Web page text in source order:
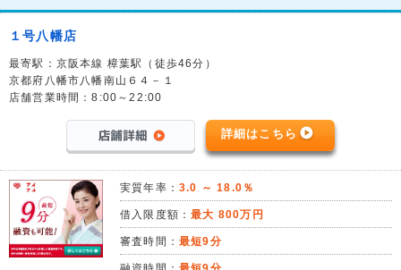
１号八幡店
最寄駅：京阪本線 樟葉駅（徒歩46分）
京都府八幡市八幡南山６４－１
店舗営業時間：8:00～22:00
詳細はこちら
実質年率： 3.0 ～ 18.0％
借入限度額：最大 800万円
審査時間： 最短9分